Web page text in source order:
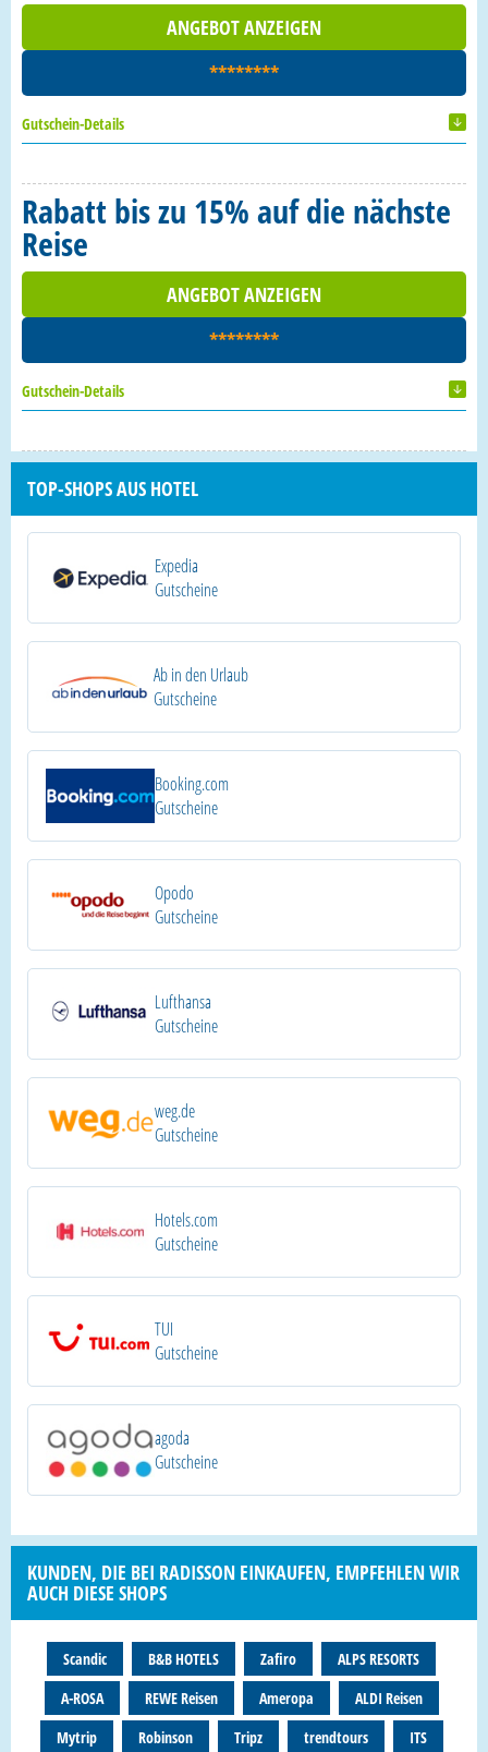
ANGEBOT ANZEIGEN
********
Gutschein-Details
Rabatt bis zu 15% auf die nächste
Reise
ANGEBOT ANZEIGEN
********
Gutschein-Details
TOP-SHOPS AUS HOTEL
Expedia
Gutscheine
Ab in den Urlaub
Gutscheine
Booking.com
Gutscheine
Opodo
Gutscheine
Lufthansa
Gutscheine
weg.de
Gutscheine
Hotels.com
Gutscheine
TUI
Gutscheine
agoda
Gutscheine
KUNDEN, DIE BEI RADISSON EINKAUFEN, EMPFEHLEN WIR
AUCH DIESE SHOPS
Scandic B&B HOTELS Zafiro
ALPS RESORTS
A-ROSA
REWE Reisen Ameropa
ALDI Reisen
Mytrip
Robinson Tripz trendtours ITS